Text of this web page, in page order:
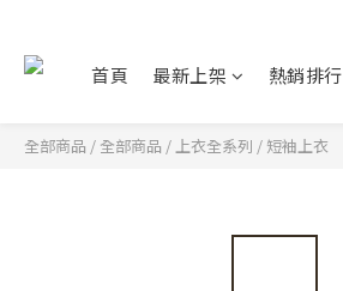
首頁 最新上架 熱銷排行
全部商品 / 全部商品 /上衣全系列 / 短袖上衣